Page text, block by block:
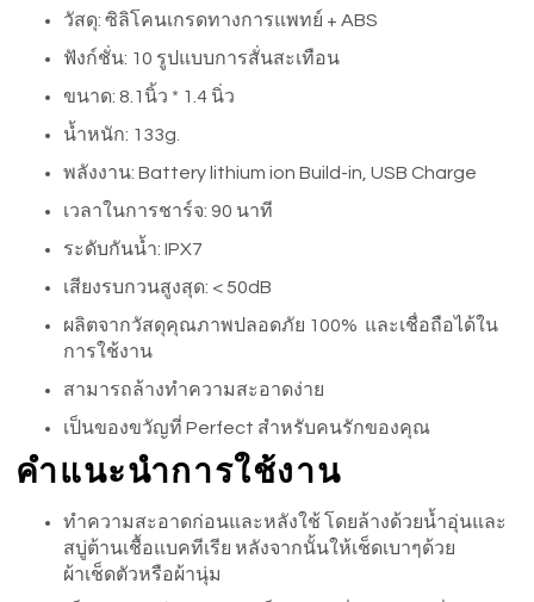
วัสดุ: ซิลิโคนเกรดทางการแพทย์ + ABS
ฟังก์ชั่น: 10 รูปแบบการสั่นสะเทือน
ขนาด: 8.1นิ้ว * 1.4 นิ่ว
น้ำหนัก: 133g.
พลังงาน: Battery lithium ion Build-in, USB Charge
เวลาในการชาร์จ: 90 นาที
ระดับกันน้ำ: IPX7
เสียงรบกวนสูงสุด: < 50dB
ผลิตจากวัสดุคุณภาพปลอดภัย 100% และเชื่อถือได้ใน
การใช้งาน
สามารถล้างทำความสะอาดง่าย
เป็นของขวัญที่ Perfect สำหรับคนรักของคุณ
คำแนะนำการใช้งาน
ทำความสะอาดก่อนและหลังใช้ โดยล้างด้วยน้ำอุ่นและ
สบู่ต้านเชื้อแบคทีเรีย หลังจากนั้นให้เช็ดเบาๆด้วย
ผ้าเช็ดตัวหรือผ้านุ่ม